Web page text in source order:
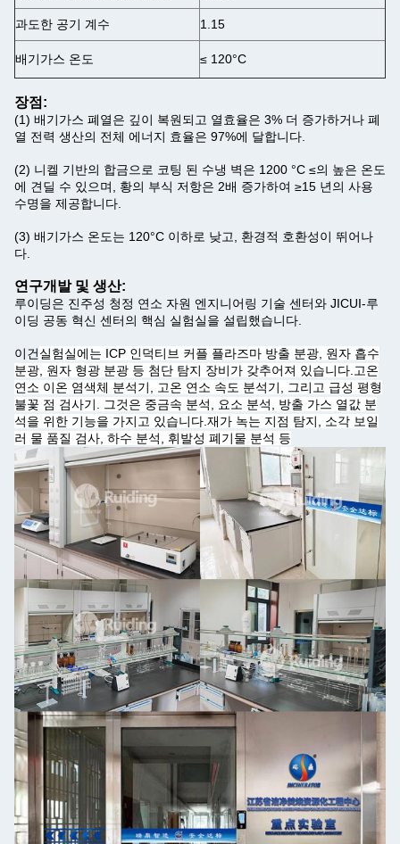
과도한 공기 계수 1.15
배기가스 온도 ≤ 120°C
장점:
(1) 배기가스 폐열은 깊이 복원되고 열효율은 3% 더 증가하거나 폐
열 전력 생산의 전체 에너지 효율은 97%에 달합니다.
(2) 니켈 기반의 합금으로 코팅 된 수냉 벽은 1200 °C ≤의 높은 온도
에 견딜 수 있으며, 황의 부식 저항은 2배 증가하여 ≥15 년의 사용
수명을 제공합니다.
(3) 배기가스 온도는 120°C 이하로 낮고, 환경적 호환성이 뛰어나
다.
연구개발 및 생산:
루이딩은 진주성 청정 연소 자원 엔지니어링 기술 센터와 JICUI-루
이딩 공동 혁신 센터의 핵심 실험실을 설립했습니다.
이건실험실에는 ICP 인덕티브 커플 플라즈마 방출 분광, 원자 흡수
분광, 원자 형광 분광 등 첨단 탐지 장비가 갖추어져 있습니다.고온
연소 이온 염색체 분석기, 고온 연소 속도 분석기, 그리고 급성 평형
불꽃 점 검사기. 그것은 중금속 분석, 요소 분석, 방출 가스 열값 분
석을 위한 기능을 가지고 있습니다.재가 녹는 지점 탐지, 소각 보일
러 물 품질 검사, 하수 분석, 휘발성 폐기물 분석 등